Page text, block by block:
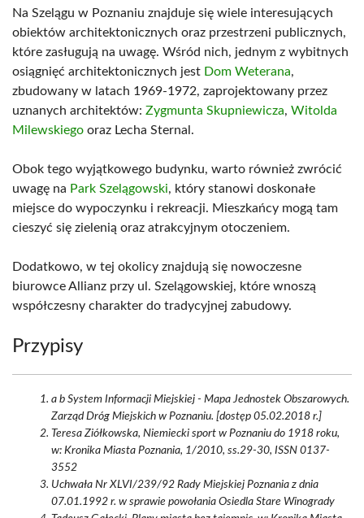
Na Szelągu w Poznaniu znajduje się wiele interesujących
obiektów architektonicznych oraz przestrzeni publicznych,
które zasługują na uwagę. Wśród nich, jednym z wybitnych
osiągnięć architektonicznych jest Dom Weterana,
zbudowany w latach 1969-1972, zaprojektowany przez
uznanych architektów: Zygmunta Skupniewicza, Witolda
Milewskiego oraz Lecha Sternal.
Obok tego wyjątkowego budynku, warto również zwrócić
uwagę na Park Szelągowski, który stanowi doskonałe
miejsce do wypoczynku i rekreacji. Mieszkańcy mogą tam
cieszyć się zielenią oraz atrakcyjnym otoczeniem.
Dodatkowo, w tej okolicy znajdują się nowoczesne
biurowce Allianz przy ul. Szelągowskiej, które wnoszą
współczesny charakter do tradycyjnej zabudowy.
Przypisy
a b System Informacji Miejskiej - Mapa Jednostek Obszarowych.
Zarząd Dróg Miejskich w Poznaniu. [dostęp 05.02.2018 r.]
Teresa Ziółkowska, Niemiecki sport w Poznaniu do 1918 roku,
w: Kronika Miasta Poznania, 1/2010, ss.29-30, ISSN 0137-
3552
Uchwała Nr XLVI/239/92 Rady Miejskiej Poznania z dnia
07.01.1992 r. w sprawie powołania Osiedla Stare Winogrady